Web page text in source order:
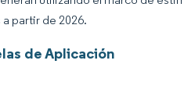
partir de 2026.
de Aplicación